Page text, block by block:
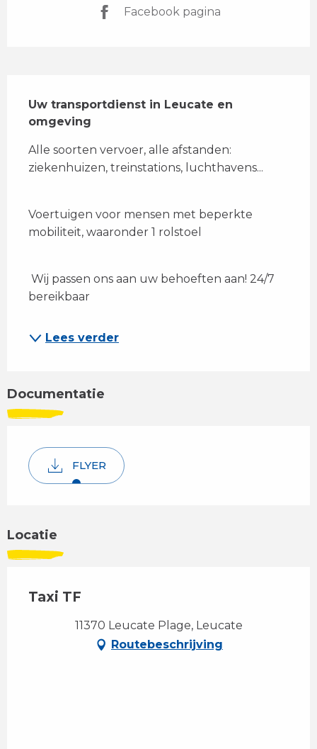
Facebook pagina
Uw transportdienst in Leucate en
omgeving
Alle soorten vervoer, alle afstanden:
ziekenhuizen, treinstations, luchthavens...
Voertuigen voor mensen met beperkte
mobiliteit, waaronder 1 rolstoel
bereikbaar
Lees verder
Documentatie
FLYER
Locatie
Taxi TF
11370 Leucate Plage, Leucate
Routebeschrijving